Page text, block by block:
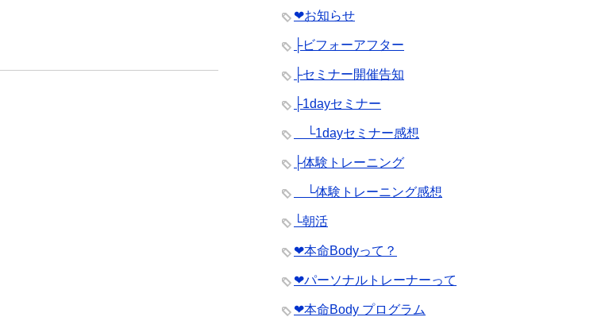
❤︎お知らせ
├ビフォーアフター
├セミナー開催告知
├1dayセミナー
└1dayセミナー感想
├体験トレーニング
└体験トレーニング感想
└朝活
❤︎本命Bodyって？
❤︎パーソナルトレーナーって
❤︎本命Body プログラム